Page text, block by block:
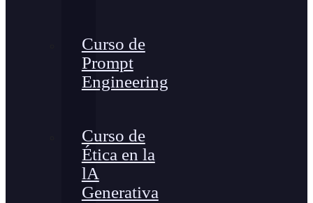
Curso de
Prompt
Engineering
Curso de
Ética en la
lA
Generativa